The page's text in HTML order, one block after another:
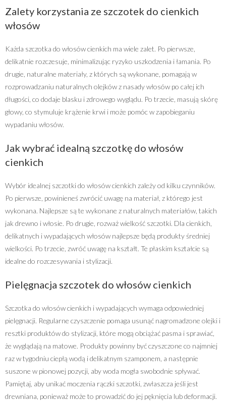
Zalety korzystania ze szczotek do cienkich
włosów
Każda szczotka do włosów cienkich ma wiele zalet. Po pierwsze,
delikatnie rozczesuje, minimalizując ryzyko uszkodzenia i łamania. Po
drugie, naturalne materiały, z których są wykonane, pomagają w
rozprowadzaniu naturalnych olejków z nasady włosów po całej ich
długości, co dodaje blasku i zdrowego wyglądu. Po trzecie, masują skórę
głowy, co stymuluje krążenie krwi i może pomóc w zapobieganiu
wypadaniu włosów.
Jak wybrać idealną szczotkę do włosów
cienkich
Wybór idealnej szczotki do włosów cienkich zależy od kilku czynników.
Po pierwsze, powinieneś zwrócić uwagę na materiał, z którego jest
wykonana. Najlepsze są te wykonane z naturalnych materiałów, takich
jak drewno i włosie. Po drugie, rozważ wielkość szczotki. Dla cienkich,
delikatnych i wypadających włosów najlepsze będą produkty średniej
wielkości. Po trzecie, zwróć uwagę na kształt. Te płaskim kształcie są
idealne do rozczesywania i stylizacji.
Pielęgnacja szczotek do włosów cienkich
Szczotka do włosów cienkich i wypadających wymaga odpowiedniej
pielęgnacji. Regularne czyszczenie pomaga usunąć nagromadzone olejki i
resztki produktów do stylizacji, które mogą obciążać pasma i sprawiać,
że wyglądają na matowe. Produkty powinny być czyszczone co najmniej
raz w tygodniu ciepłą wodą i delikatnym szamponem, a następnie
suszone w pionowej pozycji, aby woda mogła swobodnie spływać.
Pamiętaj, aby unikać moczenia rączki szczotki, zwłaszcza jeśli jest
drewniana, ponieważ może to prowadzić do jej pęknięcia lub deformacji.